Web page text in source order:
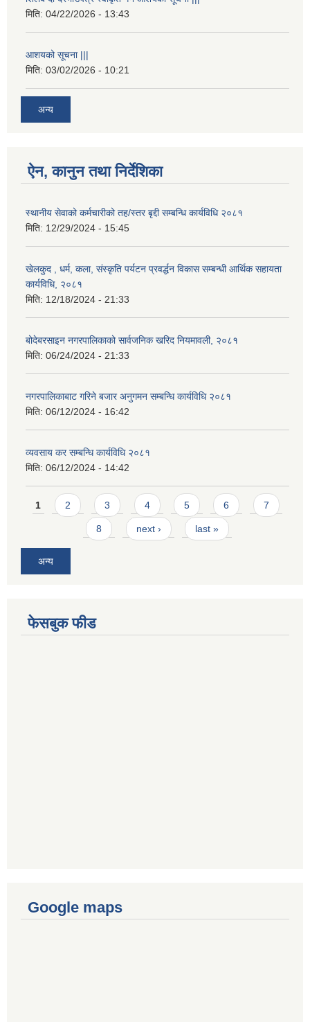
मिति: 04/22/2026 - 13:43
आशयको सूचना |||
मिति: 03/02/2026 - 10:21
अन्य
ऐन, कानुन तथा निर्देशिका
स्थानीय सेवाको कर्मचारीको तह/स्तर बृद्दी सम्बन्धि कार्यविधि २०८१
मिति: 12/29/2024 - 15:45
खेलकुद , धर्म, कला, संस्कृति पर्यटन प्रवर्द्धन विकास सम्बन्धी आर्थिक सहायता
कार्यविधि, २०८१
मिति: 12/18/2024 - 21:33
बोदेबरसाइन नगरपालिकाको सार्वजनिक खरिद नियमावली, २०८१
मिति: 06/24/2024 - 21:33
नगरपालिकाबाट गरिने बजार अनुगमन सम्बन्धि कार्यविधि २०८१
मिति: 06/12/2024 - 16:42
व्यवसाय कर सम्बन्धि कार्यविधि २०८१
मिति: 06/12/2024 - 14:42
Pages
1 2 3 4 5 6 7
8 next › last »
अन्य
फेसबुक फीड
Google maps